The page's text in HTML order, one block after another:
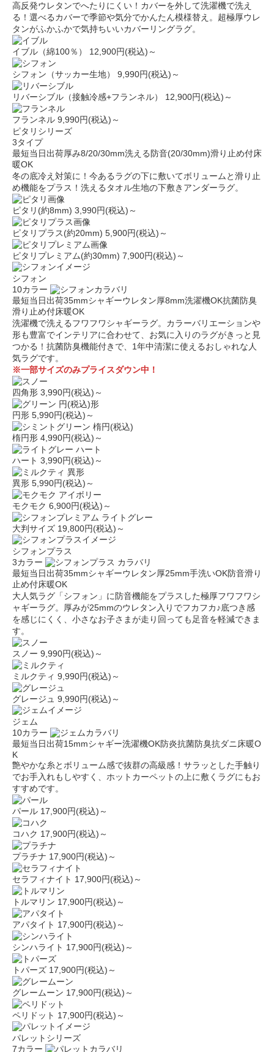
高反発ウレタンでへたりにくい！カバーを外して洗濯機で洗え
る！選べるカバーで季節や気分でかんたん模様替え。超極厚ウレ
タンがふかふかで気持ちいいカバーリングラグ。
イブル（綿100％） 12,900円(税込)～
シフォン（サッカー生地） 9,990円(税込)～
リバーシブル（接触冷感+フランネル） 12,900円(税込)～
フランネル 9,990円(税込)～
ピタリシリーズ
3タイプ
最短当日出荷厚み8/20/30mm洗える防音(20/30mm)滑り止め付床
暖OK
冬の底冷え対策に！今あるラグの下に敷いてボリュームと滑り止
め機能をプラス！洗えるタオル生地の下敷きアンダーラグ。
ピタリ(約8mm) 3,990円(税込)～
ピタリプラス(約20mm) 5,900円(税込)～
ピタリプレミアム(約30mm) 7,900円(税込)～
シフォン
10カラー
最短当日出荷35mmシャギーウレタン厚8mm洗濯機OK抗菌防臭
滑り止め付床暖OK
洗濯機で洗えるフワフワシャギーラグ。カラーバリエーションや
形も豊富でインテリアに合わせて、お気に入りのラグがきっと見
つかる！抗菌防臭機能付きで、1年中清潔に使えるおしゃれな人
気ラグです。
※一部サイズのみプライスダウン中！
四角形 3,990円(税込)～
円形 5,990円(税込)～
楕円形 4,990円(税込)～
ハート 3,990円(税込)～
異形 5,990円(税込)～
モクモク 6,900円(税込)～
大判サイズ 19,800円(税込)～
シフォンプラス
3カラー
最短当日出荷35mmシャギーウレタン厚25mm手洗いOK防音滑り
止め付床暖OK
大人気ラグ「シフォン」に防音機能をプラスした極厚フワフワシ
ャギーラグ。厚みが25mmのウレタン入りでフカフカ♪底つき感
を感じにくく、小さなお子さまが走り回っても足音を軽減できま
す。
スノー 9,990円(税込)～
ミルクティ 9,990円(税込)～
グレージュ 9,990円(税込)～
ジェム
10カラー
最短当日出荷15mmシャギー洗濯機OK防炎抗菌防臭抗ダニ 床暖O
K
艶やかな糸とボリューム感で抜群の高級感！サラッとした手触り
でお手入れもしやすく、ホットカーペットの上に敷くラグにもお
すすめです。
パール 17,900円(税込)～
コハク 17,900円(税込)～
プラチナ 17,900円(税込)～
セラフィナイト 17,900円(税込)～
トルマリン 17,900円(税込)～
アパタイト 17,900円(税込)～
シンハライト 17,900円(税込)～
トパーズ 17,900円(税込)～
グレームーン 17,900円(税込)～
ペリドット 17,900円(税込)～
パレットシリーズ
7カラー